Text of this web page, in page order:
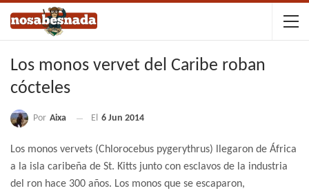
Los monos vervet del Caribe roban
cócteles
Por Aixa El 6 Jun 2014
Los monos vervets (Chlorocebus pygerythrus) llegaron de África
a la isla caribeña de St. Kitts junto con esclavos de la industria
del ron hace 300 años. Los monos que se escaparon,